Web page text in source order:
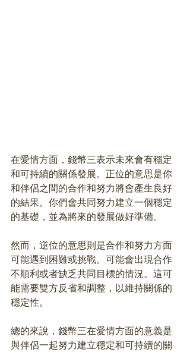
在愛情方面，錢幣三表示未來會有穩定
和可持續的關係發展。正位的意思是你
和伴侶之間的合作和努力將會產生良好
的結果。你們會共同努力建立一個穩定
的基礎，並為將來的發展做好準備。
然而，逆位的意思則是合作和努力方面
可能遇到困難或挑戰。可能會出現合作
不順利或者缺乏共同目標的情況。這可
能需要雙方反省和調整，以維持關係的
穩定性。
總的來說，錢幣三在愛情方面的意義是
與伴侶一起努力建立穩定和可持續的關